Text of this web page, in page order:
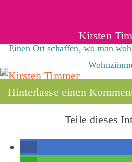
Kirsten
Einen Ort schaffen, wo man
Hinterlasse einen
Teile dieses